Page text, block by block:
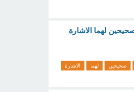
لهما الاشارة
صحيحين لهما
الاشارة